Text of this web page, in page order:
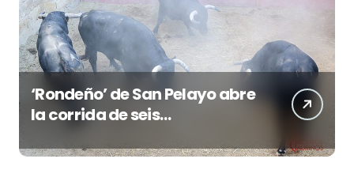
‘Rondeño’ de San Pelayo abre
la corrida de seis
Santa María esta noche